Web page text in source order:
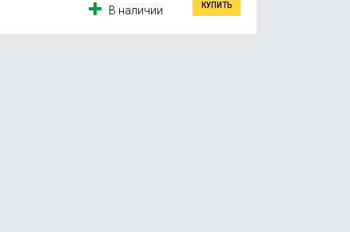
КУПИТЬ
В наличии